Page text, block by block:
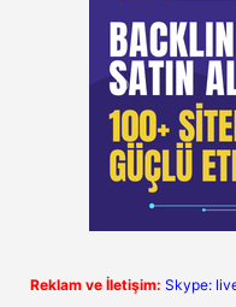
Reklam ve İletişim: Skype: